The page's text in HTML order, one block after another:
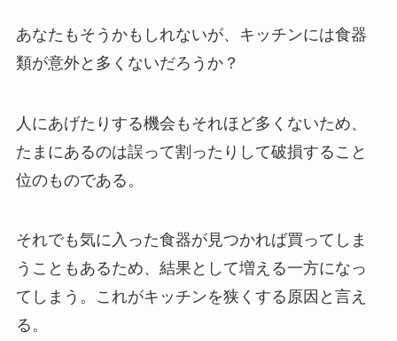
あなたもそうかもしれないが、キッチンには食器
類が意外と多くないだろうか？
人にあげたりする機会もそれほど多くないため、
たまにあるのは誤って割ったりして破損すること
位のものである。
それでも気に入った食器が見つかれば買ってしま
うこともあるため、結果として増える一方になっ
てしまう。これがキッチンを狭くする原因と言え
る。